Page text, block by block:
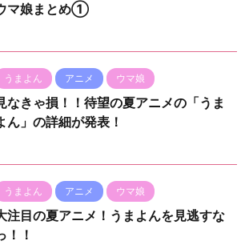
マ娘まとめ①
うまよん アニメ ウマ娘
なきゃ損！！待望の夏アニメの「うま
ん」の詳細が発表！
うまよん アニメ ウマ娘
注目の夏アニメ！うまよんを見逃すな
！！